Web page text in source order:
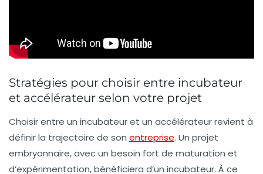
Stratégies pour choisir entre incubateur
et accélérateur selon votre projet
Choisir entre un incubateur et un accélérateur revient à
définir la trajectoire de son entreprise. Un projet
embryonnaire, avec un besoin fort de maturation et
d’expérimentation, bénéficiera d’un incubateur. À ce